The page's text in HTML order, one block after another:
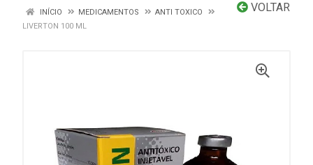
VOLTAR
INÍCIO MEDICAMENTOS
ANTI TOXICO
LIVERTON 100 ML